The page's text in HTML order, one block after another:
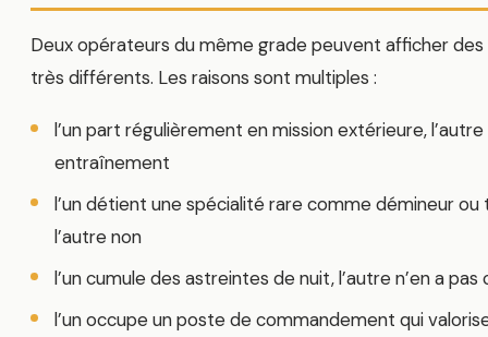
Deux opérateurs du même grade peuvent afficher des
très différents. Les raisons sont multiples :
l’un part régulièrement en mission extérieure,
entraînement
l’un détient une spécialité rare comme démineur ou
l’autre non
l’un cumule des astreintes de nuit, l’autre n’en a
l’un occupe un poste de commandement qui